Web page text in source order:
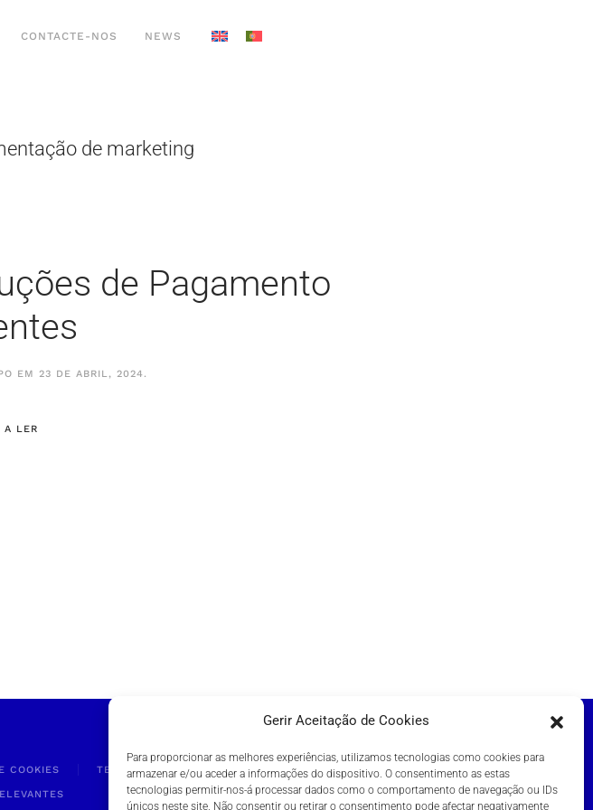
Gerir Aceitação de Cookies
Para proporcionar as melhores experiências, utilizamos tecnologias como cookies para
armazenar e/ou aceder a informações do dispositivo. O consentimento as estas
tecnologias permitir-nos-á processar dados como o comportamento de navegação ou IDs
únicos neste site. Não consentir ou retirar o consentimento pode afectar negativamente
CONTACTE-NOS NEWS
de marketing
de Pagamento
EM 23 DE ABRIL, 2024.
A LER
COOKIES TERMOS E CONDIÇÕES